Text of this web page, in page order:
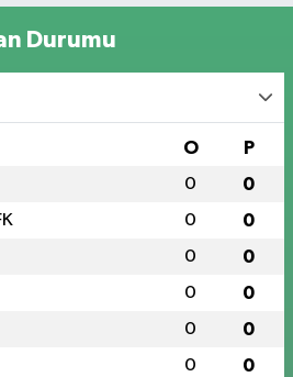
Durumu
O P
0 0
0 0
0 0
0 0
0 0
0 0